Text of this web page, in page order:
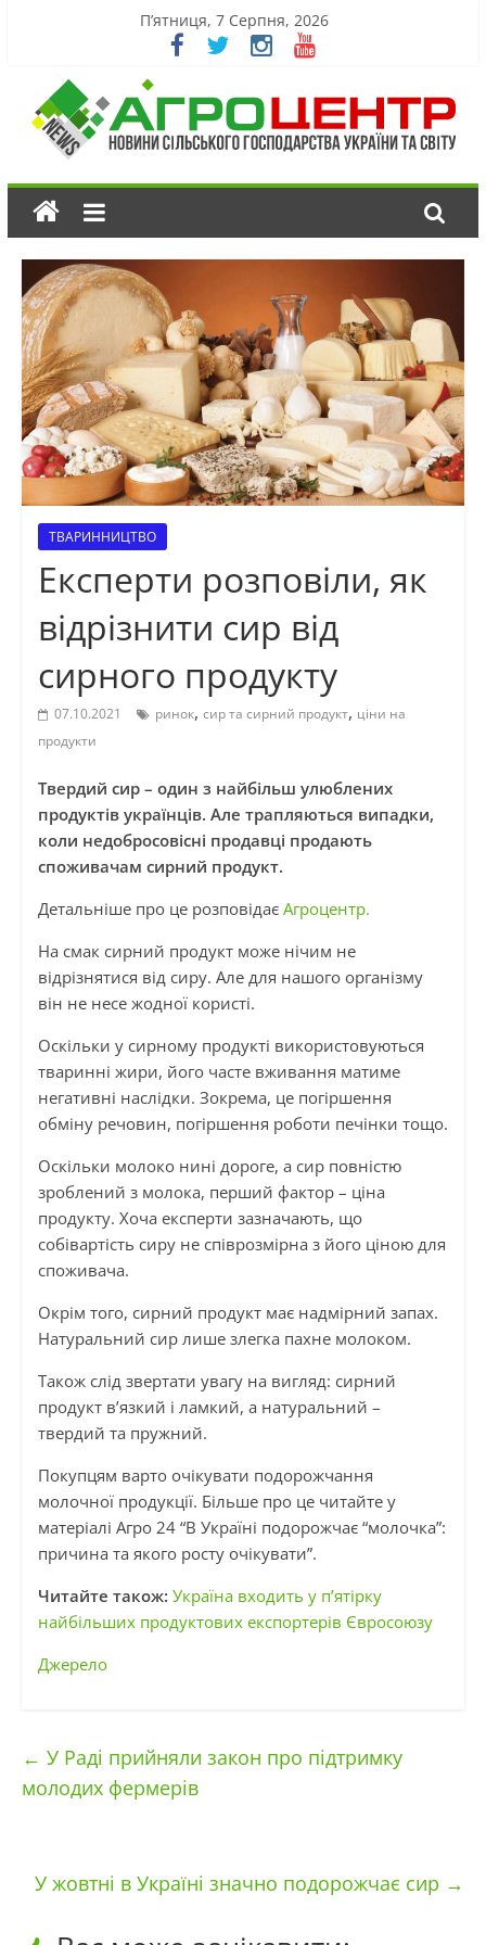
П’ятниця, 7 Серпня, 2026
ТВАРИННИЦТВО
Експерти розповіли, як
відрізнити сир від
сирного продукту
07.10.2021 ринок, сир та сирний продукт, ціни на
продукти
Твердий сир – один з найбільш улюблених
продуктів українців. Але трапляються випадки,
коли недобросовісні продавці продають
споживачам сирний продукт.
Детальніше про це розповідає Агроцентр.
На смак сирний продукт може нічим не
відрізнятися від сиру. Але для нашого організму
він не несе жодної користі.
Оскільки у сирному продукті використовуються
тваринні жири, його часте вживання матиме
негативні наслідки. Зокрема, це погіршення
обміну речовин, погіршення роботи печінки тощо.
Оскільки молоко нині дороге, а сир повністю
зроблений з молока, перший фактор – ціна
продукту. Хоча експерти зазначають, що
собівартість сиру не співрозмірна з його ціною для
споживача.
Окрім того, сирний продукт має надмірний запах.
Натуральний сир лише злегка пахне молоком.
Також слід звертати увагу на вигляд: сирний
продукт в’язкий і ламкий, а натуральний –
твердий та пружний.
Покупцям варто очікувати подорожчання
молочної продукції. Більше про це читайте у
матеріалі Агро 24 “В Україні подорожчає “молочка”:
причина та якого росту очікувати”.
Читайте також: Україна входить у п’ятірку
найбільших продуктових експортерів Євросоюзу
Джерело
← У Раді прийняли закон про підтримку
молодих фермерів
У жовтні в Україні значно подорожчає сир →